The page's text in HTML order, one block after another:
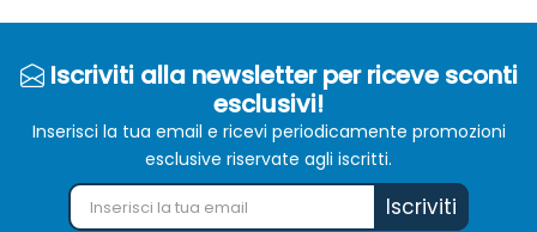
Iscriviti alla newsletter per riceve sconti
esclusivi!
Inserisci la tua email e ricevi periodicamente promozioni
esclusive riservate agli iscritti.
Iscriviti